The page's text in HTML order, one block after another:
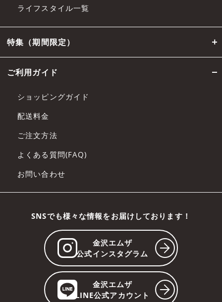
会員サービスへの入会申し込みを行い、当
会員は、会員サービスへの入会申し込みを
行った時点で、本規約の内容を承諾してい
だいたうえで、当社が別途指定する手続き
諾した時点で会員になるものとします。
第6条 会員サービスの利用
会員は、本規約の本文および諸規定等に従
い、会員サービスを利用するものとしま
会員は、当社より付与された自己のID及び
ライフスタイル一覧
特集（期間限定）
ご利用ガイド
ショッピングガイド
配送料金
ご注文方法
よくある質問(FAQ)
お問い合わせ
SNSでも様々な情報をお届けしております！
金沢エムザ
公式インスタグラム
金沢エムザ
LINE公式アカウント